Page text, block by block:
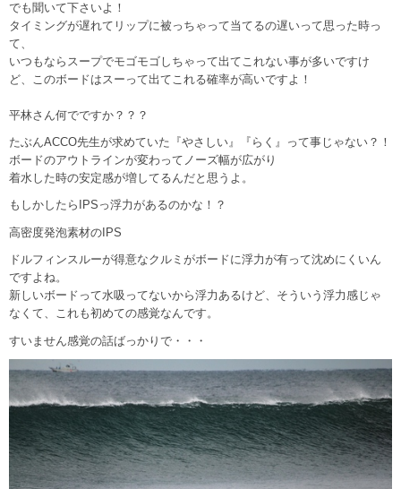
でも聞いて下さいよ！
タイミングが遅れてリップに被っちゃって当てるの遅いって思った時っ
て、
いつもならスープでモゴモゴしちゃって出てこれない事が多いですけ
ど、このボードはスーって出てこれる確率が高いですよ！
平林さん何でですか？？？
たぶんACCO先生が求めていた『やさしい』『らく』って事じゃない？！
ボードのアウトラインが変わってノーズ幅が広がり
着水した時の安定感が増してるんだと思うよ。
もしかしたらIPSっ浮力があるのかな！？
高密度発泡素材のIPS
ドルフィンスルーが得意なクルミがボードに浮力が有って沈めにくいん
ですよね。
新しいボードって水吸ってないから浮力あるけど、そういう浮力感じゃ
なくて、これも初めての感覚なんです。
すいません感覚の話ばっかりで・・・